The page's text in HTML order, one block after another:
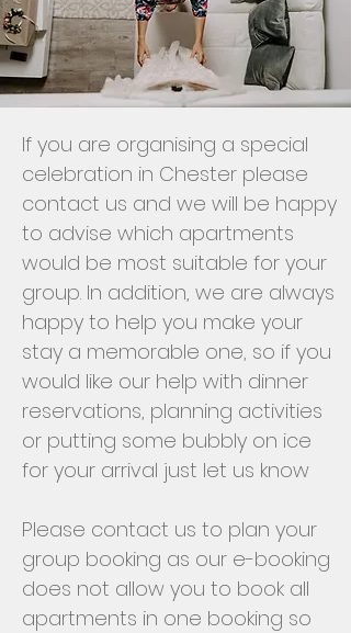
If you are organising a special
celebration in Chester please
contact us and we will be happy
to advise which apartments
would be most suitable for your
group. In addition, we are always
happy to help you make your
stay a memorable one, so if you
would like our help with dinner
reservations, planning activities
or putting some bubbly on ice
for your arrival just let us know
Please contact us to plan your
group booking as our e-booking
does not allow you to book all
apartments in one booking so